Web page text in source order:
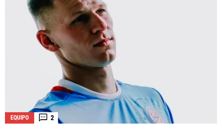
LIGA MX
FUERZAS BÁSICAS
MERCADO DE FICHAJES
OPINIÓN
EQUIPO 2